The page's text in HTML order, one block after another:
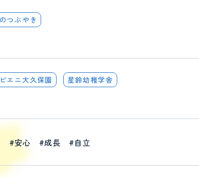
つぶやき
エニ大久保園 星鈴幼稚学舎
#安心 #成長 #自立